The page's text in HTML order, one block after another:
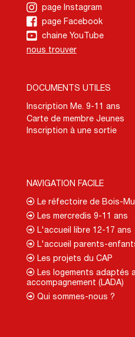
page Instagram
page Facebook
chaine YouTube
nous trouver
DOCUMENTS UTILES
Inscription Me. 9-11 ans
Carte de membre Jeunes
Inscription à une sortie
NAVIGATION FACILE
Le réfectoire de Bois-
Les mercredis 9-11 ans
L'accueil libre 12-17 ans
L'accueil parents-
Les projets du CAP
Les logements adaptés
accompagnement (LADA)
Qui sommes-nous ?